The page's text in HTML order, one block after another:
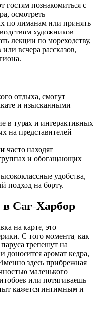
гостям познакомиться с
осмотреть
по лиманам или принять
художников.
лекции по мореходству,
вечера рассказов,
отдыха, смогут
и изысканными
в турах и интерактивных
на представителей
часто находят
и обогащающих
удобства,
подход на борту.
Саг-Харбор
на карте, это
С того момента, как
паруса трепещут на
доносится аромат кедра,
здесь прибрежная
маленького
или потягиваешь
кажется интимным и